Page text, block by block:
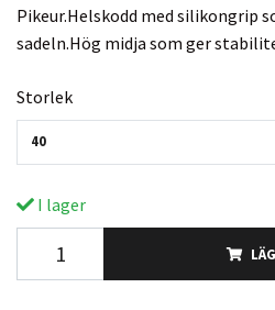
Pikeur.Helskodd med silikongrip
sadeln.Hög midja som ger
Storlek
40
I lager